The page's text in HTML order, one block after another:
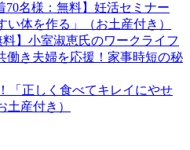
70名様：無料】妊活セミナー
い体を作る」（お土産付き）
料】小室淑恵氏のワークライフ
働き夫婦を応援！家事時短の秘
「正しく食べてキレイにやせ
土産付き）